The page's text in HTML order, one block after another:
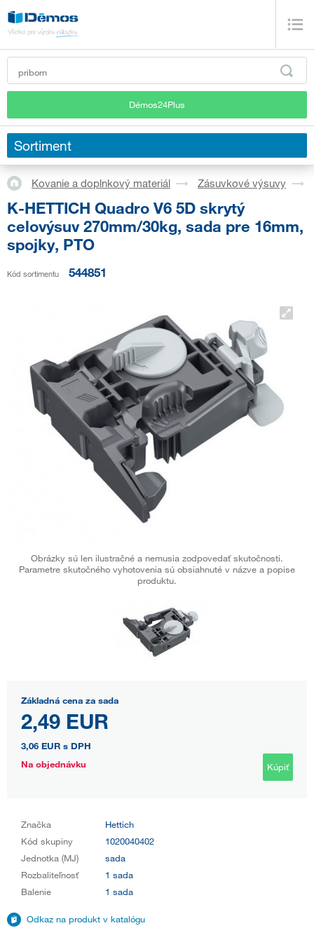
Démos24Plus
Sortiment
Kovanie a doplnkový materiál Zásuvkové výsuvy
K-HETTICH Quadro V6 5D skrytý
celovýsuv 270mm/30kg, sada pre 16mm,
spojky, PTO
Kód sortimentu 544851
Obrázky sú len ilustračné a nemusia zodpovedať skutočnosti.
Parametre skutočného vyhotovenia sú obsiahnuté v názve a popise
produktu.
Základná cena za sada
2,49 EUR
3,06 EUR s DPH
Na objednávku
Kúpiť
Značka
Hettich
Kód skupiny
1020040402
Jednotka (MJ)
sada
Rozbaliteľnosť
1 sada
Balenie
1 sada
Odkaz na produkt v katalógu